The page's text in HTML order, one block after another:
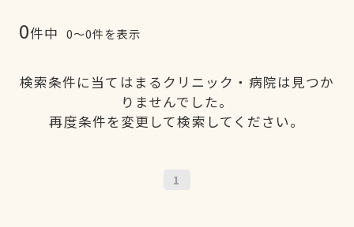
0件中 0〜0件を表示
検索条件に当てはまるクリニック・病院は見つか
りませんでした。
再度条件を変更して検索してください。
1